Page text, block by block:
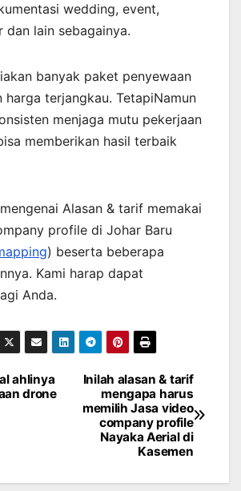
wedding, event,
dan lain sebagainya.
banyak paket penyewaan
harga terjangkau. TetapiNamun
menjaga mutu pekerjaan
memberikan hasil terbaik
Alasan & tarif memakai
profile di Johar Baru
) beserta beberapa
Kami harap dapat
Anda.
Inilah alasan & tarif
mengapa harus
memilih Jasa video
company profile
Nayaka Aerial di
Kasemen
ahlinya
drone